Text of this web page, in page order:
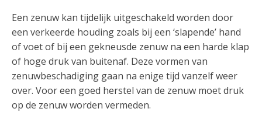
Een zenuw kan tijdelijk uitgeschakeld worden door
een verkeerde houding zoals bij een ‘slapende’ hand
of voet of bij een gekneusde zenuw na een harde klap
of hoge druk van buitenaf. Deze vormen van
zenuwbeschadiging gaan na enige tijd vanzelf weer
over. Voor een goed herstel van de zenuw moet druk
op de zenuw worden vermeden.